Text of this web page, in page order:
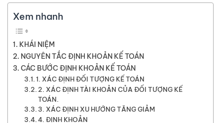
Xem nhanh
KHÁI NIỆM
NGUYÊN TẮC ĐỊNH KHOẢN KẾ TOÁN
CÁC BƯỚC ĐỊNH KHOẢN KẾ TOÁN
1. XÁC ĐỊNH ĐỐI TƯỢNG KẾ TOÁN
2. XÁC ĐỊNH TÀI KHOẢN CỦA ĐỐI TƯỢNG KẾ
TOÁN.
3. XÁC ĐỊNH XU HƯỚNG TĂNG GIẢM
4. ĐỊNH KHOẢN